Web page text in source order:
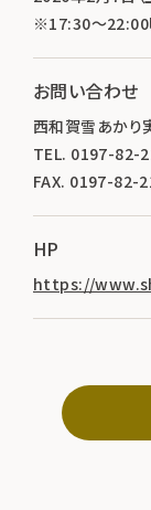
※17:30～22:00
お問い合わせ
西和賀雪あかり
TEL. 0197-82-
FAX. 0197-82-
HP
https://